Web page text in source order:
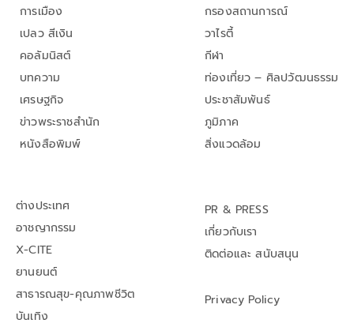
การเมือง
เปลว สีเงิน
คอลัมนิสต์
บทความ
เศรษฐกิจ
ข่าวพระราชสำนัก
หนังสือพิมพ์
กรองสถานการณ์
วาไรตี้
กีฬา
ท่องเที่ยว – ศิลปวัฒนธรรม
ประชาสัมพันธ์
ภูมิภาค
สิ่งแวดล้อม
ต่างประเทศ
อาชญากรรม
X-CITE
ยานยนต์
สาธารณสุข-คุณภาพชีวิต
บันเทิง
PR & PRESS
เกี่ยวกับเรา
ติดต่อและ สนับสนุน
Privacy Policy